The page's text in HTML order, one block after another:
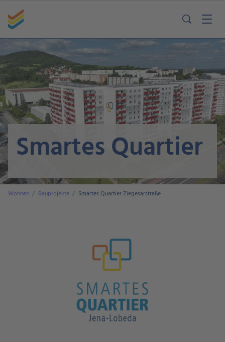
Smartes Quartier
Wohnen Bauprojekte Smartes Quartier Ziegesarstraße